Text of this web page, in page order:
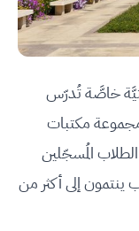
خاصَّة تُدرّس
مجموعة مكتبات
المُسجّلين
الجامعة أكثر من 6400 طالب ينتمون إلى أكثر من